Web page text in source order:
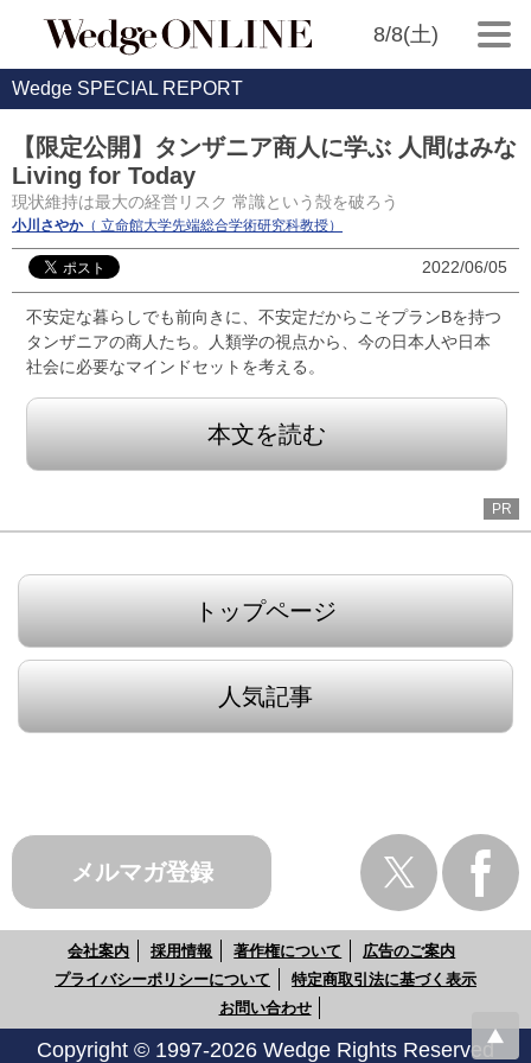
8/8(土)
Wedge SPECIAL REPORT
【限定公開】タンザニア商人に学ぶ 人間はみな
Living for Today
現状維持は最大の経営リスク 常識という殻を破ろう
小川さやか（ 立命館大学先端総合学術研究科教授）
2022/06/05
不安定な暮らしでも前向きに、不安定だからこそプランBを持つ
タンザニアの商人たち。人類学の視点から、今の日本人や日本
社会に必要なマインドセットを考える。
本文を読む
PR
トップページ
人気記事
メルマガ登録
会社案内 採用情報 著作権について
広告のご案内
プライバシーポリシーについて
特定商取引法に基づく表示
お問い合わせ
Copyright © 1997-2026 Wedge Rights Reserved